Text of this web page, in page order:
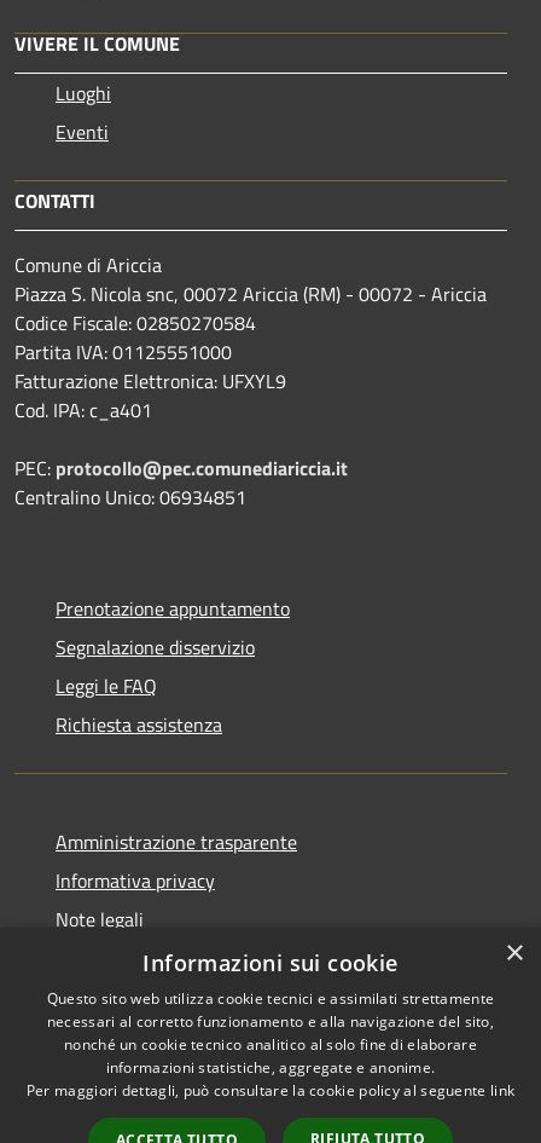
VIVERE IL COMUNE
Luoghi
Eventi
CONTATTI
Comune di Ariccia
Piazza S. Nicola snc, 00072 Ariccia (RM) - 00072 - Ariccia
Codice Fiscale: 02850270584
Partita IVA: 01125551000
Fatturazione Elettronica: UFXYL9
Cod. IPA: c_a401
PEC: protocollo@pec.comunediariccia.it
Centralino Unico: 06934851
Prenotazione appuntamento
Segnalazione disservizio
Leggi le FAQ
Richiesta assistenza
Amministrazione trasparente
Informativa privacy
Note legali
Dichiarazione di accessibilità
RSS
Accessibilità
Copyright © 2026 • Comune di
Ariccia • Powered by
×
Informazioni sui cookie
Questo sito web utilizza cookie tecnici e assimilati strettamente
necessari al corretto funzionamento e alla navigazione del sito,
nonché un cookie tecnico analitico al solo fine di elaborare
informazioni statistiche, aggregate e anonime.
Per maggiori dettagli, può consultare la cookie policy al seguente link
RIFIUTA TUTTO